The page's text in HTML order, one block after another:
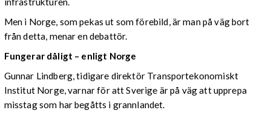
Men i Norge, som pekas ut som förebild, är man på väg bort
från detta, menar en debattör.
Fungerar dåligt – enligt Norge
Gunnar Lindberg, tidigare direktör Transportekonomiskt
Institut Norge, varnar för att Sverige är på väg att upprepa
misstag som har begåtts i grannlandet.